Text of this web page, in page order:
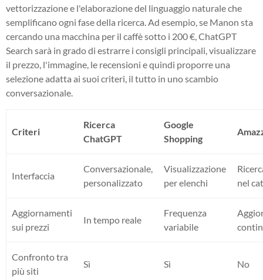
vettorizzazione e l'elaborazione del linguaggio naturale che
semplificano ogni fase della ricerca. Ad esempio, se Manon sta
cercando una macchina per il caffè sotto i 200 €, ChatGPT
Search sarà in grado di estrarre i consigli principali, visualizzare
il prezzo, l'immagine, le recensioni e quindi proporre una
selezione adatta ai suoi criteri, il tutto in uno scambio
conversazionale.
Criteri
Ricerca
ChatGPT
Google
Shopping
Interfaccia
Conversazionale,
personalizzato
Visualizzazione
per elenchi
nel
Aggiornamenti
sui prezzi
In tempo reale
Frequenza
variabile
Confronto tra
più siti
Sì Sì No